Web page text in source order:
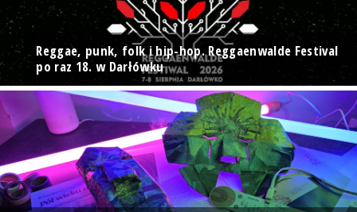
Reggae, punk, folk i hip-hop. Reggaenwalde Festival
po raz 18. w Darłówku